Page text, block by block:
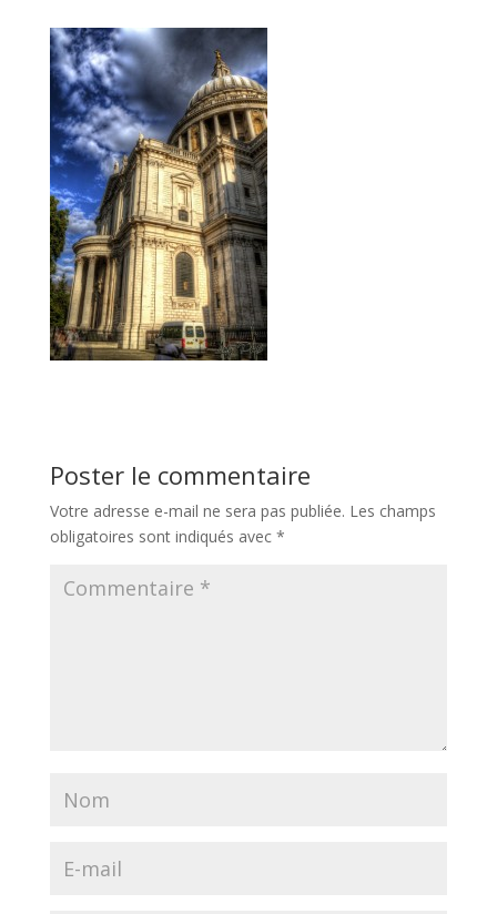
Poster le commentaire
Votre adresse e-mail ne sera pas publiée. Les champs
obligatoires sont indiqués avec *